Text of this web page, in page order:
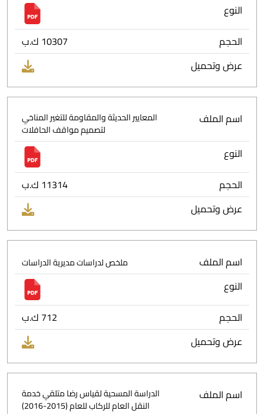
النوع
الحجم
10307 ك.ب
عرض وتحميل
اسم الملف
المعايير الحديثة والمقاومة للتغير المناخي
لتصميم مواقف الحافلات
النوع
الحجم
11314 ك.ب
عرض وتحميل
اسم الملف ملخص لدراسات مديرية الدراسات
النوع
الحجم
712 ك.ب
عرض وتحميل
اسم الملف
الدراسة المسحية لقياس رضا متلقي خدمة
النقل العام للركاب للعام (2015-2016)